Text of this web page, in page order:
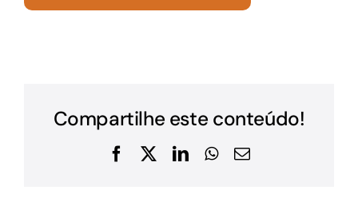
Compartilhe este conteúdo!
Facebook
X LinkedInWhatsApp
E-